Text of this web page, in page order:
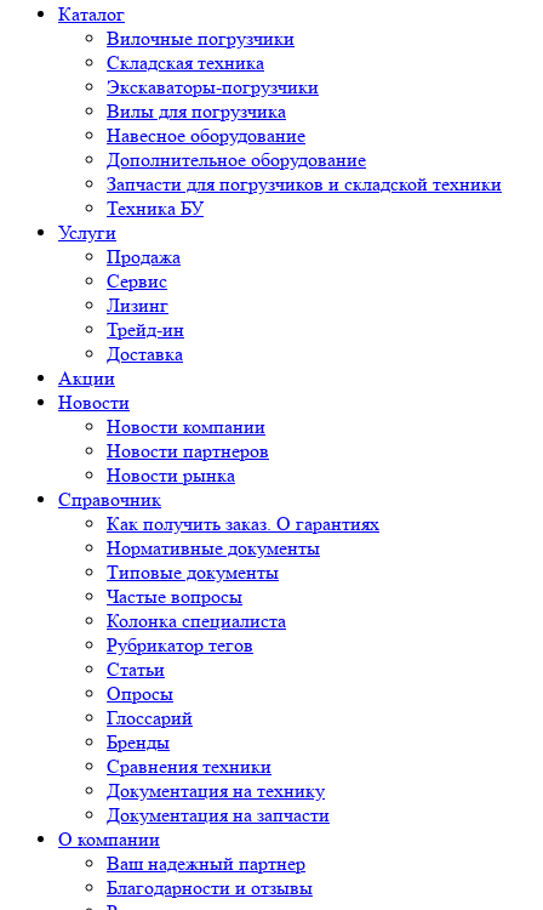
Каталог
Вилочные погрузчики
Складская техника
Экскаваторы-погрузчики
Вилы для погрузчика
Навесное оборудование
Дополнительное оборудование
Запчасти для погрузчиков и складской техники
Техника БУ
Услуги
Продажа
Сервис
Лизинг
Трейд-ин
Доставка
Акции
Новости
Новости компании
Новости партнеров
Новости рынка
Справочник
Как получить заказ. О гарантиях
Нормативные документы
Типовые документы
Частые вопросы
Колонка специалиста
Рубрикатор тегов
Статьи
Опросы
Глоссарий
Бренды
Сравнения техники
Документация на технику
Документация на запчасти
О компании
Ваш надежный партнер
Благодарности и отзывы